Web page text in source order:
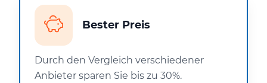
Bester Preis
Durch den Vergleich verschiedener
Anbieter sparen Sie bis zu 30%.